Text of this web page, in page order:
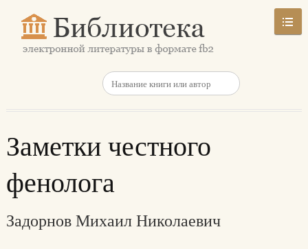
Заметки честного
фенолога
Задорнов Михаил Николаевич